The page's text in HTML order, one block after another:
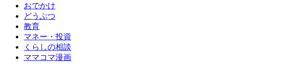
おでかけ
どうぶつ
教育
マネー・投資
くらしの相談
ママコマ漫画